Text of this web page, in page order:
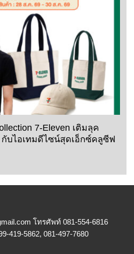
7-Eleven เติมลุค
บไอเทมดีไซน์สุดเอ็กซ์คลูซีฟ
โทรศัพท์ 081-554-6816
419-5862, 081-497-7680